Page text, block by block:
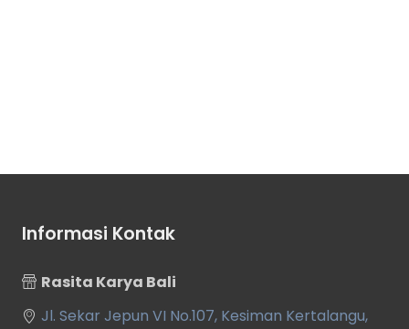
Informasi Kontak
Rasita Karya Bali
Jl. Sekar Jepun VI No.107, Kesiman Kertalangu,